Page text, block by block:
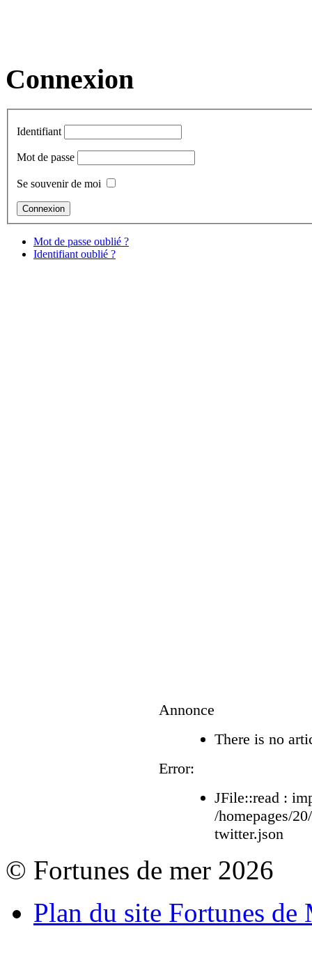
Connexion
Identifiant
Mot de passe
Se souvenir de moi
Mot de passe oublié ?
Identifiant oublié ?
Annonce
There is no
Error:
JFile::read :
/homepages/
twitter.json
© Fortunes de mer 2026
Plan du site Fortunes de